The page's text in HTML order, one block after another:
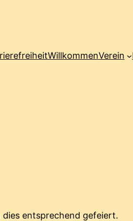
WillkommenVerein
entsprechend gefeiert.